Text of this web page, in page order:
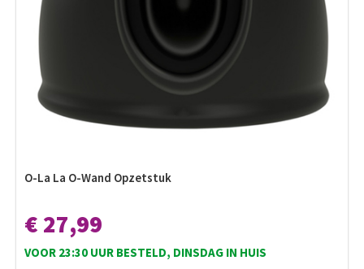
O-La La O-Wand Opzetstuk
€ 27,99
VOOR 23:30 UUR BESTELD, DINSDAG IN HUIS